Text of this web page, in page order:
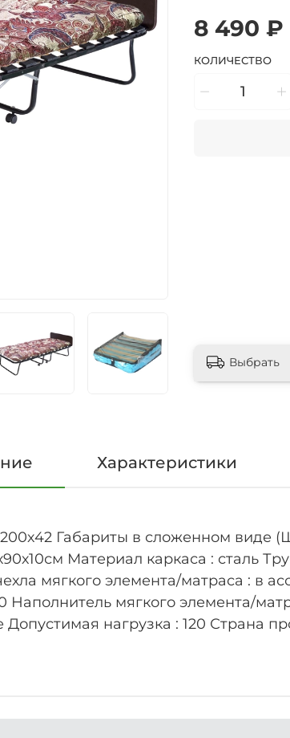
8 490 ₽
КОЛИЧЕСТВО
Выбрать
Характеристики
Габариты в сложенном виде
Материал каркаса : сталь
мягкого элемента/матраса : в
мягкого элемента/
нагрузка : 120 Страна